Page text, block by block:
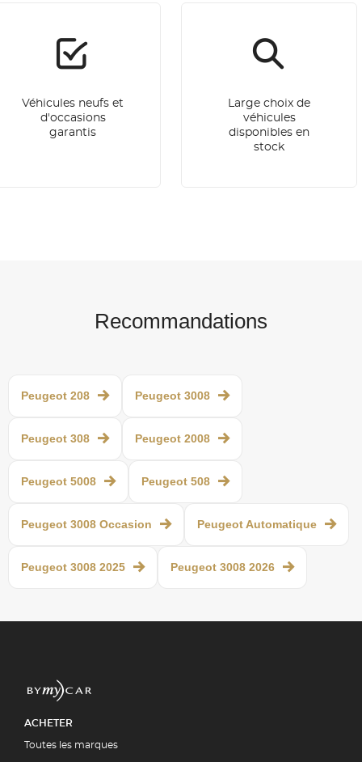
Véhicules neufs et
d'occasions
garantis
Large choix de
véhicules
disponibles en
stock
Recommandations
Peugeot 208 Peugeot 3008
Peugeot 308 Peugeot 2008
Peugeot 5008 Peugeot 508
Peugeot 3008 Occasion Peugeot Automatique
Peugeot 3008 2025 Peugeot 3008 2026
ACHETER
Toutes les marques